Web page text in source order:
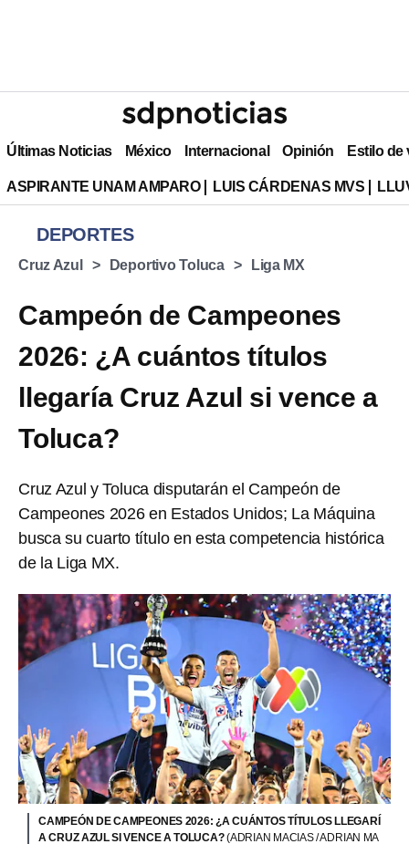
Últimas Noticias México Internacional Opinión Estilo de
ASPIRANTE UNAM AMPARO LUIS CÁRDENAS MVS
DEPORTES
Cruz Azul Deportivo Toluca Liga MX
Campeón de Campeones
2026: ¿A cuántos títulos
llegaría Cruz Azul si vence a
Toluca?
Cruz Azul y Toluca disputarán el Campeón de
Campeones 2026 en Estados Unidos; La Máquina
busca su cuarto título en esta competencia histórica
de la Liga MX.
CAMPEÓN DE CAMPEONES 2026: ¿A CUÁNTOS TÍTULOS LLEGARÍ
A CRUZ AZUL SI VENCE A TOLUCA?(ADRIAN MACIAS / ADRIAN MA